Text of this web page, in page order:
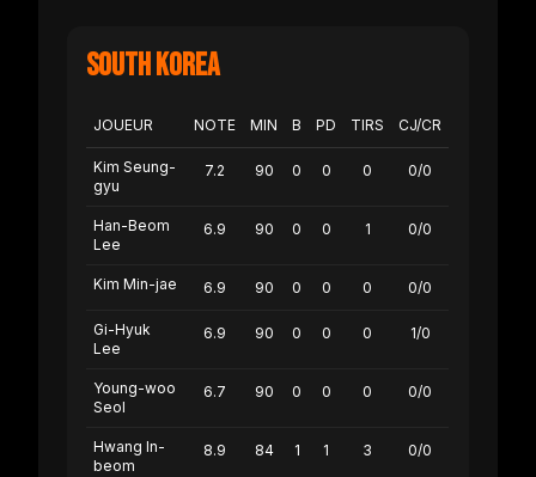
South Korea
JOUEUR NOTE MIN B PD TIRS CJ/CR
Kim Seung-
gyu
7.2 90 0 0 0 0/0
Han-Beom
Lee
6.9 90 0 0 1 0/0
Kim Min-jae 6.9 90 0 0 0 0/0
Gi-Hyuk
Lee
6.9 90 0 0 0 1/0
Young-woo
Seol
6.7 90 0 0 0 0/0
Hwang In-
beom
8.9 84 1 1 3 0/0